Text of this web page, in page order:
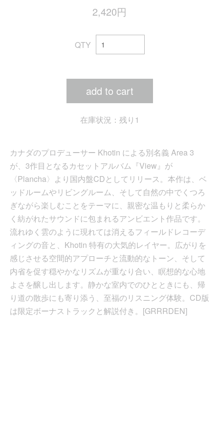
2,420円
QTY
add to cart
在庫状況：残り1
カナダのプロデューサー Khotin による別名義 Area 3
が、3作目となるカセットアルバム『View』が
〈Plancha〉より国内盤CDとしてリリース。本作は、ベ
ッドルームやリビングルーム、そして自然の中でくつろ
ぎながら楽しむことをテーマに、親密な温もりと柔らか
く紡がれたサウンドに包まれるアンビエント作品です。
流れゆく雲のように現れては消えるフィールドレコーデ
ィングの音と、Khotin 特有の大気的レイヤー。広がりを
感じさせる空間的アプローチと流動的なトーン、そして
内省を促す穏やかなリズムが重なり合い、瞑想的な心地
よさを醸し出します。静かな室内でのひとときにも、帰
り道の散歩にも寄り添う、至福のリスニング体験。CD版
は限定ボーナストラックと解説付き。[GRRRDEN]